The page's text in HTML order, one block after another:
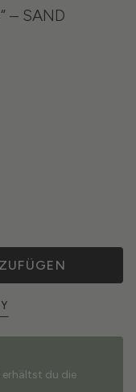
– SAND
erhältst du die